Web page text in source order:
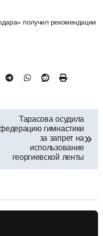
получил рекомендации
Тарасова осудила
гимнастики
за запрет на
использование
георгиевской ленты